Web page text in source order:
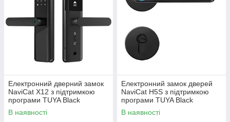
Електронний дверний замок
NaviCat X12 з підтримкою
програми TUYA Black
В наявності
Електронний замок дверей
NaviCat H5S з підтримкою
програми TUYA Black
В наявності